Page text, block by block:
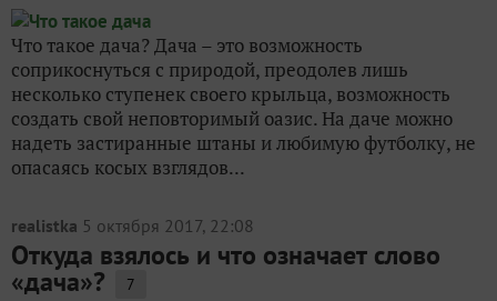
Что такое дача? Дача – это возможность
соприкоснуться с природой, преодолев лишь
несколько ступенек своего крыльца, возможность
создать свой неповторимый оазис. На даче можно
надеть застиранные штаны и любимую футболку, не
опасаясь косых взглядов...
realistka 5 октября 2017, 22:08
Откуда взялось и что означает слово
«дача»? 7